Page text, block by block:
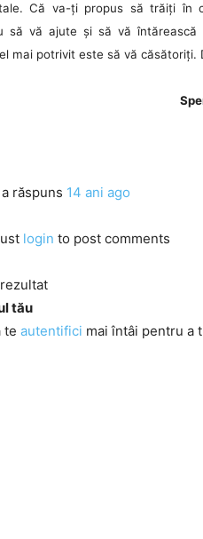
Că va-ți propus să trăiți în
să vă ajute și să vă
mai potrivit este să vă căsătoriți.
a răspuns 14 ani ago
login to post comments
tău
te autentifici mai întâi pentru a